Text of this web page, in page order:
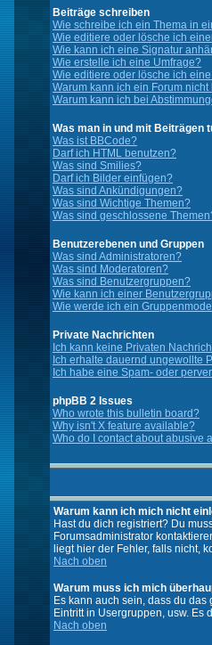
Beiträge schreiben
Wie schreibe ich ein Thema in
Wie editiere oder lösche ich
Wie kann ich eine Signatur
Wie erstelle ich eine Umfrage?
Wie editiere oder lösche ich
Warum kann ich ein Forum nicht
Warum kann ich bei
Was man in und mit Beiträgen
Was ist BBCode?
Darf ich HTML benutzen?
Was sind Smilies?
Darf ich Bilder einfügen?
Was sind Ankündigungen?
Was sind Wichtige Themen?
Was sind geschlossene
Benutzerebenen und Gruppen
Was sind Administratoren?
Was sind Moderatoren?
Was sind Benutzergruppen?
Wie kann ich einer
Wie werde ich ein
Private Nachrichten
Ich kann keine Privaten
Ich erhalte dauernd ungewollte
Ich habe eine Spam- oder
phpBB 2 Issues
Who wrote this bulletin board?
Why isn't X feature available?
Who do I contact about abusive
Warum kann ich mich nicht
Hast du dich registriert? Du
Forumsadministrator
liegt hier der Fehler, falls nicht,
Nach oben
Warum muss ich mich
Es kann auch sein, dass du
Eintritt in Usergruppen, usw. Es
Nach oben